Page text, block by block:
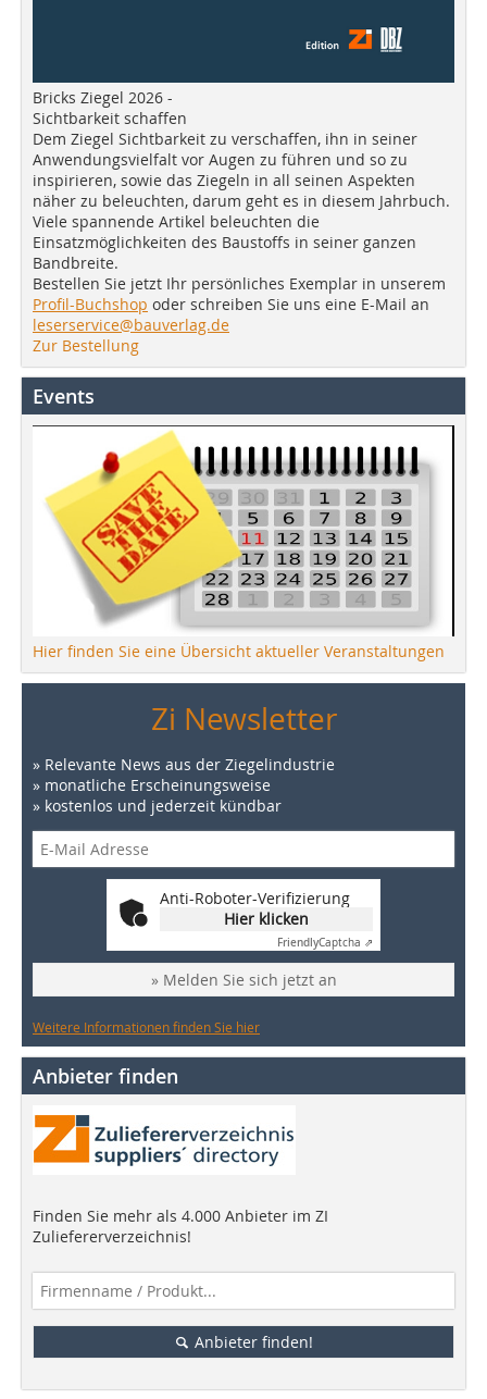
Bricks Ziegel 2026 -
Sichtbarkeit schaffen
Dem Ziegel Sichtbarkeit zu verschaffen, ihn in seiner
Anwendungsvielfalt vor Augen zu führen und so zu
inspirieren, sowie das Ziegeln in all seinen Aspekten
näher zu beleuchten, darum geht es in diesem Jahrbuch.
Viele spannende Artikel beleuchten die
Einsatzmöglichkeiten des Baustoffs in seiner ganzen
Bandbreite.
Bestellen Sie jetzt Ihr persönliches Exemplar in unserem
Profil-Buchshop oder schreiben Sie uns eine E-Mail an
leserservice@bauverlag.de
Zur Bestellung
Events
Hier finden Sie eine Übersicht aktueller Veranstaltungen
Zi Newsletter
» Relevante News aus der Ziegelindustrie
» monatliche Erscheinungsweise
» kostenlos und jederzeit kündbar
Anti-Roboter-Verifizierung
Hier klicken
FriendlyCaptcha ⇗
» Melden Sie sich jetzt an
Weitere Informationen finden Sie hier
Anbieter finden
Finden Sie mehr als 4.000 Anbieter im ZI
Zuliefererverzeichnis!
Anbieter finden!